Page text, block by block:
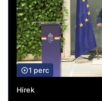
1 perc
Hírek